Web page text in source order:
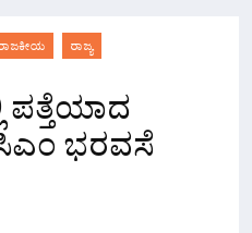
ರಾಜ್ಯ
ಪತ್ತೆಯಾದ
ಭರವಸೆ